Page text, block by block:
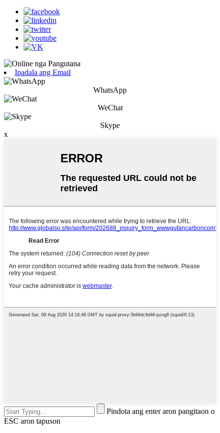
Ipadala ang Email
WhatsApp
WeChat
Skype
x
Pindota ang enter aron pangitaon o
ESC aron tapuson